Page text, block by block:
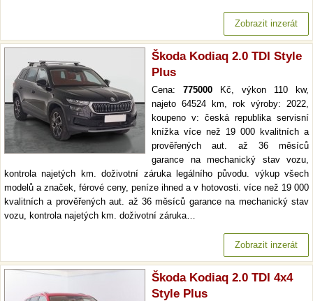
Zobrazit inzerát
Škoda Kodiaq 2.0 TDI Style
Plus
Cena: 775000 Kč, výkon 110 kw,
najeto 64524 km, rok výroby: 2022,
koupeno v: česká republika servisní
knížka více než 19 000 kvalitních a
prověřených aut. až 36 měsíců
garance na mechanický stav vozu,
kontrola najetých km. doživotní záruka legálního původu. výkup všech
modelů a značek, férové ceny, peníze ihned a v hotovosti. více než 19 000
kvalitních a prověřených aut. až 36 měsíců garance na mechanický stav
vozu, kontrola najetých km. doživotní záruka…
Zobrazit inzerát
Škoda Kodiaq 2.0 TDI 4x4
Style Plus